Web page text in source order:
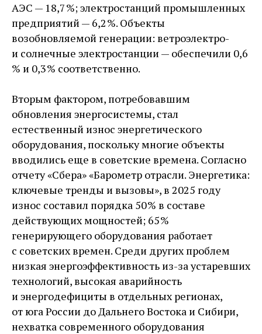
АЭС — ​18,7 %; электростанций промышленных
предприятий — ​6,2 %. Объекты
возобновляемой генерации: ветроэлектро-
и солнечные электростанции — ​обеспечили 0,6
% и 0,3 % соответственно.
Вторым фактором, потребовавшим
обновления энергосистемы, стал
естественный износ энергетического
оборудования, поскольку многие объекты
вводились еще в советские времена. Согласно
отчету «Сбера» «Барометр отрасли. Энергетика:
ключевые тренды и вызовы», в 2025 году
износ составил порядка 50 % в составе
действующих мощностей; 65 %
генерирующего оборудования работает
с советских времен. Среди других проблем
низкая энергоэффективность из-за устаревших
технологий, высокая аварийность
и энергодефициты в отдельных регионах,
от юга России до Дальнего Востока и Сибири,
нехватка современного оборудования